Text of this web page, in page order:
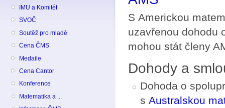
IMU a Komitét
SVOČ
Soutěž pro mladé
Cena ČMS
Medaile
Cena Cantor
Konference
Matematika a ...
S Americkou
uzavřenou dohodu
mohou stát členy
Dohody a
Dohoda o
sAustralskou